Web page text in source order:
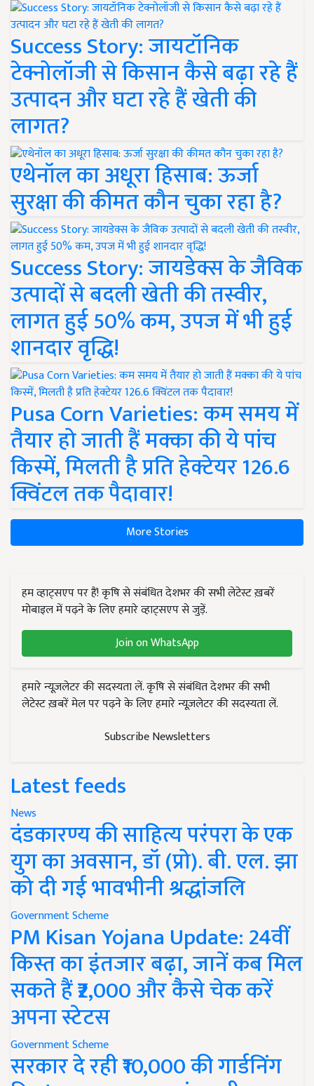
Success Story: जायटॉनिक
टेक्नोलॉजी से किसान कैसे बढ़ा रहे हैं
उत्पादन और घटा रहे हैं खेती की
लागत?
एथेनॉल का अधूरा हिसाब: ऊर्जा
सुरक्षा की कीमत कौन चुका रहा है?
Success Story: जायडेक्स के जैविक
उत्पादों से बदली खेती की तस्वीर,
लागत हुई 50% कम, उपज में भी हुई
शानदार वृद्धि!
Pusa Corn Varieties: कम समय में
तैयार हो जाती हैं मक्का की ये पांच
किस्में, मिलती है प्रति हेक्टेयर 126.6
क्विंटल तक पैदावार!
More Stories
हम व्हाट्सएप पर हैं! कृषि से संबंधित देशभर की सभी लेटेस्ट ख़बरें
मोबाइल में पढ़ने के लिए हमारे व्हाट्सएप से जुड़ें.
Join on WhatsApp
हमारे न्यूज़लेटर की सदस्यता लें. कृषि से संबंधित देशभर की सभी
लेटेस्ट ख़बरें मेल पर पढ़ने के लिए हमारे न्यूज़लेटर की सदस्यता लें.
Subscribe Newsletters
Latest feeds
News
दंडकारण्य की साहित्य परंपरा के एक
युग का अवसान, डॉ (प्रो). बी. एल. झा
को दी गई भावभीनी श्रद्धांजलि
Government Scheme
PM Kisan Yojana Update: 24वीं
किस्त का इंतजार बढ़ा, जानें कब मिल
सकते हैं ₹2,000 और कैसे चेक करें
अपना स्टेटस
Government Scheme
सरकार दे रही ₹10,000 की गार्डनिंग